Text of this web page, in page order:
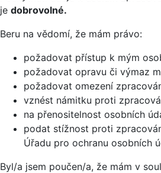
je dobrovolné.
Beru na vědomí, že mám právo:
požadovat přístup k mým
požadovat opravu či výmaz
požadovat omezení
vznést námitku proti
na přenositelnost osobních
podat stížnost proti
Úřadu pro ochranu osobních
Byl/a jsem poučen/a, že mám v